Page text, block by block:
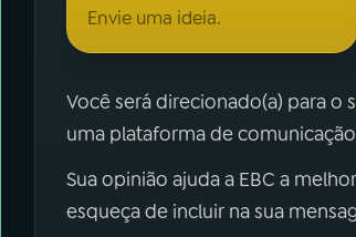
Envie uma ideia.
Você será direcionado(a) para o
uma plataforma de
Sua opinião ajuda a EBC a
esqueça de incluir na sua